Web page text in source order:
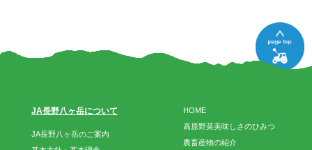
HOME
高原野菜美味しさのひみつ
農畜産物の紹介
JA長野八ヶ岳について
JA長野八ヶ岳のご案内